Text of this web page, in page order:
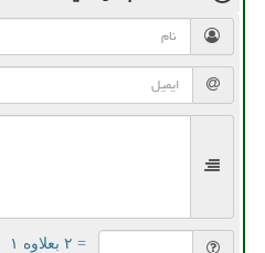
= ۲ بعلاوه ۱